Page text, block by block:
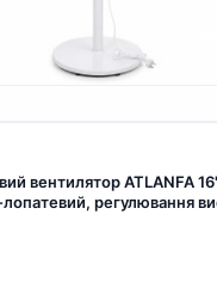
вентилятор ATLANFA
лопатевий, регулювання